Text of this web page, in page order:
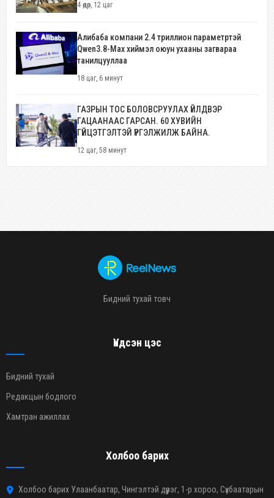
4 өдөр, 12 цаг
Алибаба компани 2.4 триллион параметртэй
Qwen3.8-Max хиймэл оюун ухааны загвараа
танилцууллаа
18 цаг, 6 минут
ГАЗРЫН ТОС БОЛОВСРУУЛАХ ҮЙЛДВЭР
ГАЦААНААС ГАРСАН. 60 ХУВИЙН
ГҮЙЦЭТГЭЛТЭЙ ҮРГЭЛЖИЛЖ БАЙНА.
12 цаг, 58 минут
Бидний тухай товч
Үндсэн цэс
Бидний тухай
Редакцын бодлого
Хамтран ажиллах
Холбоо барих
Холбоо барих Улаанбаатар, Чингэлтэй дүүрэг, 1-р хороо, Сүхбаатарын